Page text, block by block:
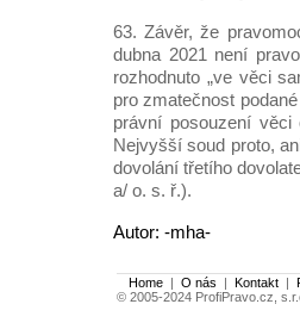
63. Závěr, že
dubna 2021 není
rozhodnuto „ve věci
pro zmatečnost
právní posouzení
Nejvyšší soud proto,
dovolání třetího
a/ o. s. ř.).
Autor: -mha-
Home | O nás | Kontakt |
© 2005-2024 ProfiPravo.cz,